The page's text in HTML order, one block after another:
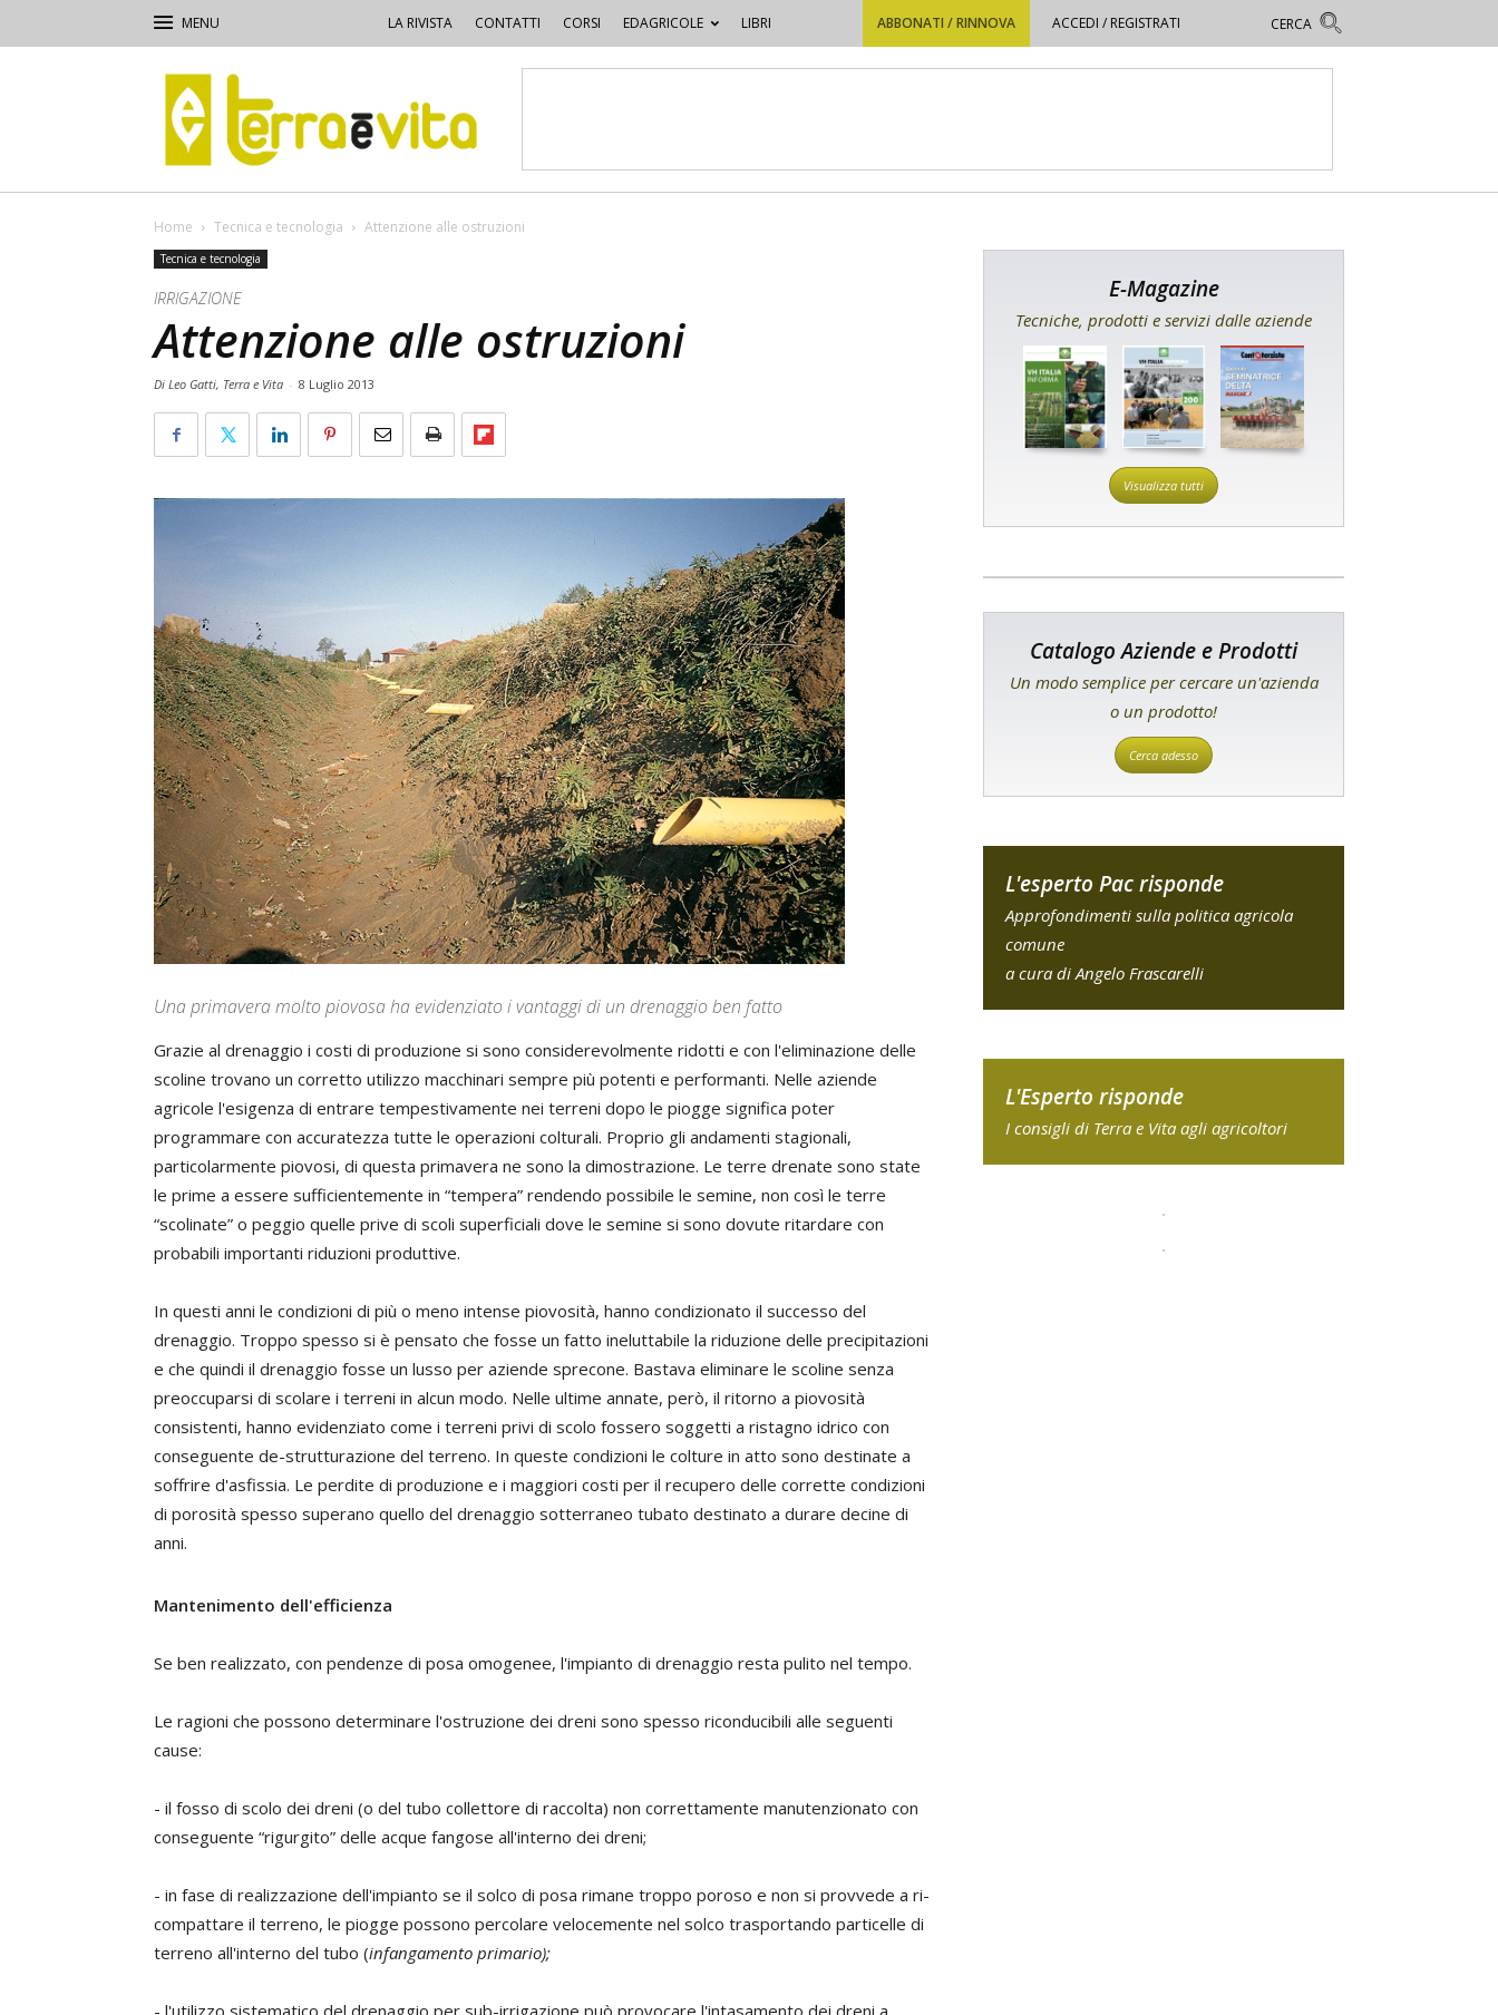
LA RIVISTA CONTATTI CORSI EDAGRICOLE LIBRI ABBONATI / RINNOVA ACCEDI / REGISTRATI
Terra
e
Vita
Home Tecnica e tecnologia Attenzione alle ostruzioni
Tecnica e tecnologia
IRRIGAZIONE
Attenzione alle ostruzioni
Di Leo Gatti, Terra e Vita - 8 Luglio 2013
Una primavera molto piovosa ha evidenziato i vantaggi di un drenaggio ben fatto
Grazie al drenaggio i costi di produzione si sono considerevolmente ridotti e con l'eliminazione delle
scoline trovano un corretto utilizzo macchinari sempre più potenti e performanti. Nelle aziende
agricole l'esigenza di entrare tempestivamente nei terreni dopo le piogge significa poter
programmare con accuratezza tutte le operazioni colturali. Proprio gli andamenti stagionali,
particolarmente piovosi, di questa primavera ne sono la dimostrazione. Le terre drenate sono state
le prime a essere sufficientemente in “tempera” rendendo possibile le semine, non così le terre
“scolinate” o peggio quelle prive di scoli superficiali dove le semine si sono dovute ritardare con
probabili importanti riduzioni produttive.
In questi anni le condizioni di più o meno intense piovosità, hanno condizionato il successo del
drenaggio. Troppo spesso si è pensato che fosse un fatto ineluttabile la riduzione delle precipitazioni
e che quindi il drenaggio fosse un lusso per aziende sprecone. Bastava eliminare le scoline senza
preoccuparsi di scolare i terreni in alcun modo. Nelle ultime annate, però, il ritorno a piovosità
consistenti, hanno evidenziato come i terreni privi di scolo fossero soggetti a ristagno idrico con
conseguente de-strutturazione del terreno. In queste condizioni le colture in atto sono destinate a
soffrire d'asfissia. Le perdite di produzione e i maggiori costi per il recupero delle corrette condizioni
di porosità spesso superano quello del drenaggio sotterraneo tubato destinato a durare decine di
anni.
Mantenimento dell'efficienza
Se ben realizzato, con pendenze di posa omogenee, l'impianto di drenaggio resta pulito nel tempo.
Le ragioni che possono determinare l'ostruzione dei dreni sono spesso riconducibili alle seguenti
cause:
- il fosso di scolo dei dreni (o del tubo collettore di raccolta) non correttamente manutenzionato con
conseguente “rigurgito” delle acque fangose all'interno dei dreni;
- in fase di realizzazione dell'impianto se il solco di posa rimane troppo poroso e non si provvede a ri-
compattare il terreno, le piogge possono percolare velocemente nel solco trasportando particelle di
terreno all'interno del tubo (infangamento primario);
- l'utilizzo sistematico del drenaggio per sub-irrigazione può provocare l'intasamento dei dreni a
E-Magazine
Tecniche, prodotti e servizi dalle aziende
Visualizza tutti
Catalogo Aziende e Prodotti
Un modo semplice per cercare un'azienda
o un prodotto!
Cerca adesso
L'esperto Pac risponde
Approfondimenti sulla politica agricola
comune
a cura di Angelo Frascarelli
L'Esperto risponde
I consigli di Terra e Vita agli agricoltori